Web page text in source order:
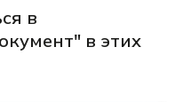
в
в этих